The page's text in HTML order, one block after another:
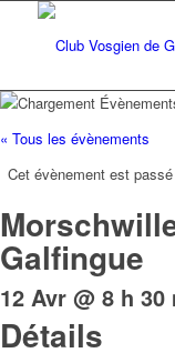
« Tous les évènements
Cet évènement est passé
Galfingue
12 Avr @ 8 h 30
Détails